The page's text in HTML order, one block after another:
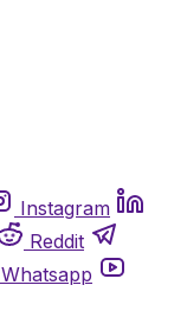
Instagram
Reddit
Whatsapp